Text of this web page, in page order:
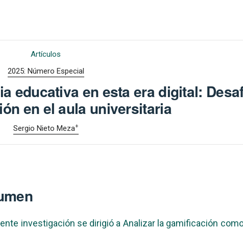
Artículos
2025: Número Especial
educativa en esta era digital:
en el aula universitaria
Sergio Nieto Meza+
investigación se dirigió a Analizar la gamificación